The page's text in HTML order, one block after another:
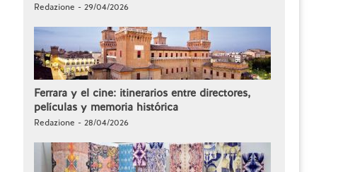
Redazione - 29/04/2026
Ferrara y el cine: itinerarios entre directores,
películas y memoria histórica
Redazione - 28/04/2026